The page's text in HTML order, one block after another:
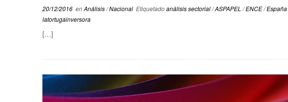
20/12/2016 enAnálisis/Nacional Etiquetadoanálisis sectorial/ASPAPEL /ENCE/España
latortugainversora
[…]